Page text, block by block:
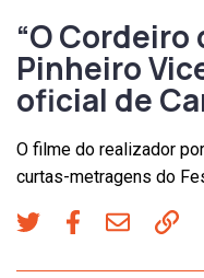
“O Cordeiro
Pinheiro
oficial de
O filme do realizador
curtas-metragens do